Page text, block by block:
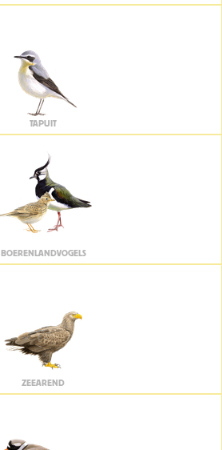
TAPUIT
BOERENLANDVOGELS
ZEEAREND